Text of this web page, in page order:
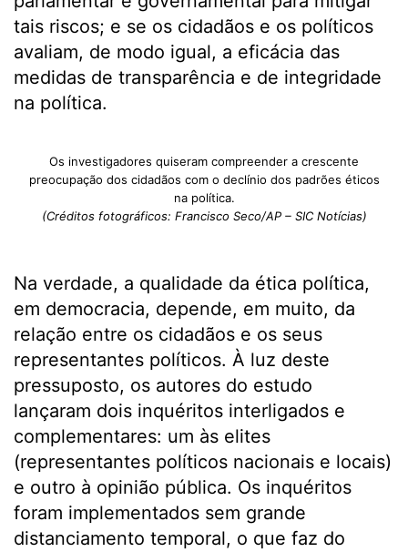
tais riscos; e se os cidadãos e os políticos
avaliam, de modo igual, a eficácia das
medidas de transparência e de integridade
na política.
Os investigadores quiseram compreender a crescente
preocupação dos cidadãos com o declínio dos padrões éticos
na política.
(Créditos fotográficos: Francisco Seco/AP – SIC Notícias)
Na verdade, a qualidade da ética política,
em democracia, depende, em muito, da
relação entre os cidadãos e os seus
representantes políticos. À luz deste
pressuposto, os autores do estudo
lançaram dois inquéritos interligados e
complementares: um às elites
(representantes políticos nacionais e locais)
e outro à opinião pública. Os inquéritos
foram implementados sem grande
distanciamento temporal, o que faz do